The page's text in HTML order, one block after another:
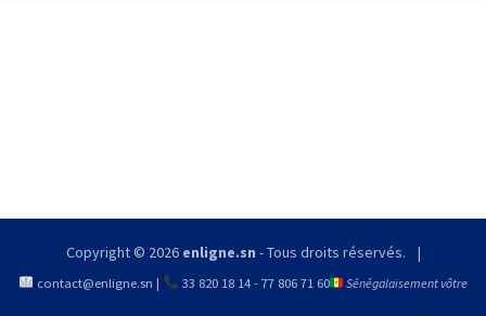
Copyright © 2026 enligne.sn - Tous droits réservés.
contact@enligne.sn | 33 820 18 14- 77 806 71 60 Sénégalaisement vôtre